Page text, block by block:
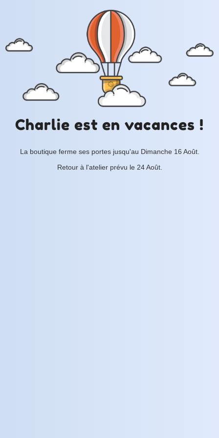
Charlie est en vacances !
La boutique ferme ses portes jusqu'au Dimanche 16 Août.
Retour à l'atelier prévu le 24 Août.